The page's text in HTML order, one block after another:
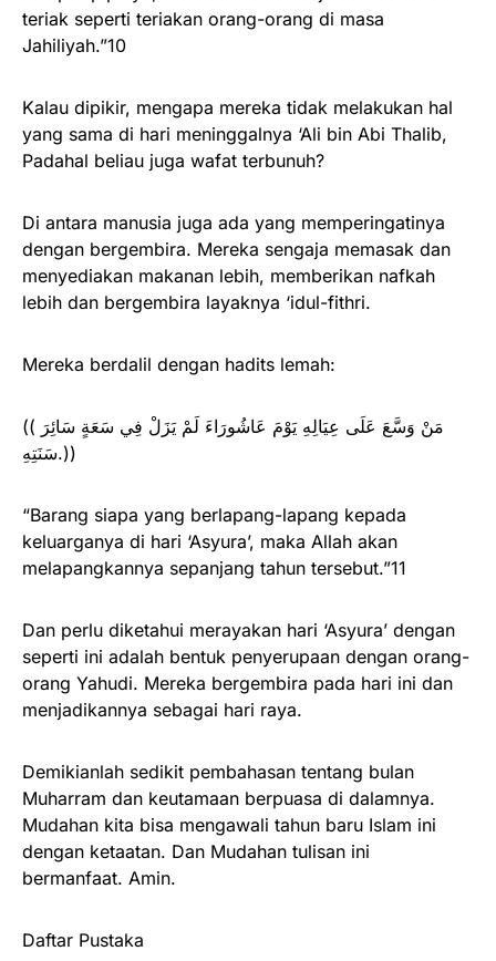
teriak seperti teriakan orang-orang di masa
Jahiliyah.”10
Kalau dipikir, mengapa mereka tidak melakukan hal
yang sama di hari meninggalnya ‘Ali bin Abi Thalib,
Padahal beliau juga wafat terbunuh?
Di antara manusia juga ada yang memperingatinya
dengan bergembira. Mereka sengaja memasak dan
menyediakan makanan lebih, memberikan nafkah
lebih dan bergembira layaknya ‘idul-fithri.
Mereka berdalil dengan hadits lemah:
(( مَنْ وَسَّعَ عَلَى عِيَالِهِ يَوْمَ عَاشُورَاءَ لَمْ يَزَلْ فِي سَعَةٍ سَائِرَ
سَنَتِهِ.))
“Barang siapa yang berlapang-lapang kepada
keluarganya di hari ‘Asyura’, maka Allah akan
melapangkannya sepanjang tahun tersebut.”11
Dan perlu diketahui merayakan hari ‘Asyura’ dengan
seperti ini adalah bentuk penyerupaan dengan orang-
orang Yahudi. Mereka bergembira pada hari ini dan
menjadikannya sebagai hari raya.
Demikianlah sedikit pembahasan tentang bulan
Muharram dan keutamaan berpuasa di dalamnya.
Mudahan kita bisa mengawali tahun baru Islam ini
dengan ketaatan. Dan Mudahan tulisan ini
bermanfaat. Amin.
Daftar Pustaka